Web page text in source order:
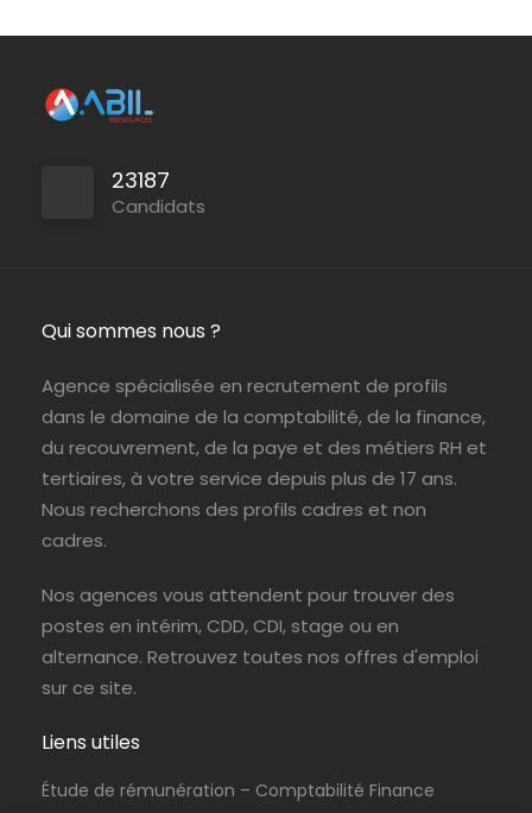
23187
Candidats
Qui sommes nous ?
Agence spécialisée en recrutement de profils
dans le domaine de la comptabilité, de la finance,
du recouvrement, de la paye et des métiers RH et
tertiaires, à votre service depuis plus de 17 ans.
Nous recherchons des profils cadres et non
cadres.
Nos agences vous attendent pour trouver des
postes en intérim, CDD, CDI, stage ou en
alternance. Retrouvez toutes nos offres d'emploi
sur ce site.
Liens utiles
Étude de rémunération – Comptabilité Finance